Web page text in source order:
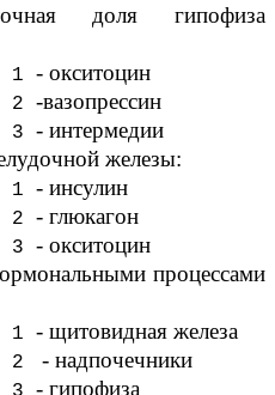
доля гипофиза
- окситоцин
-вазопрессин
- интермедии
железы:
- инсулин
- глюкагон
- окситоцин
процессами
- щитовидная железа
- надпочечники
- гипофиза